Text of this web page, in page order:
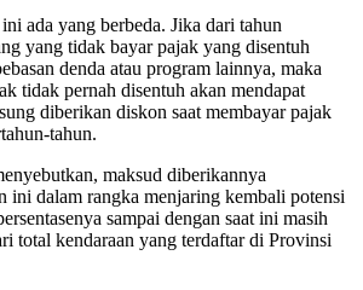
ada yang berbeda. Jika dari tahun
yang tidak bayar pajak yang disentuh
denda atau program lainnya, maka
tidak pernah disentuh akan mendapat
diberikan diskon saat membayar pajak
tahun.
maksud diberikannya
ini dalam rangka menjaring kembali potensi
sampai dengan saat ini masih
total kendaraan yang terdaftar di Provinsi